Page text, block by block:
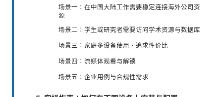
场景一：在中国大陆工作需要稳定连接海外公司资
源
场景二：学生或研究者需要访问学术资源与数据库
场景三：家庭多设备使用、追求性价比
场景四：流媒体观看与解锁
场景五：企业用例与合规性需求